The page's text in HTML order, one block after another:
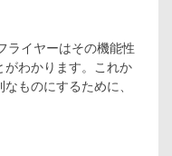
ライヤーはその機能性
がわかります。これか
ものにするために、